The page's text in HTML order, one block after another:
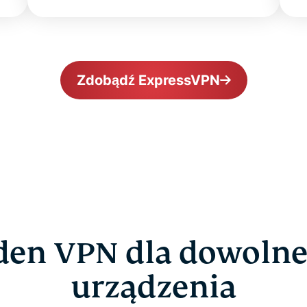
Zdobądź ExpressVPN
VPN dla
urządzenia